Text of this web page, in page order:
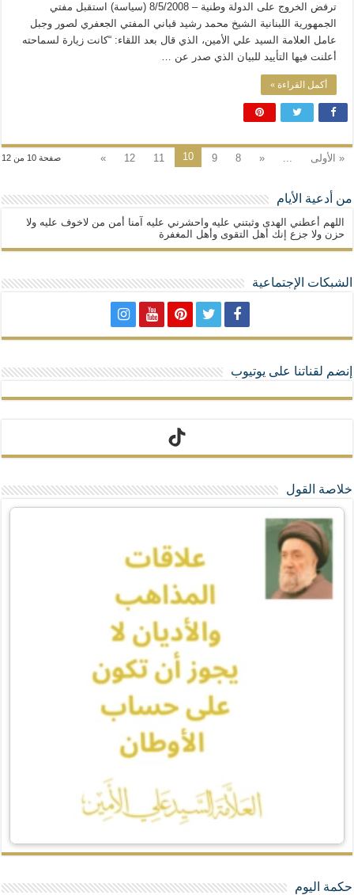
ترفض الخروج على الدولة وطنية – 8/5/2008 (سياسة) استقبل مفتي
الجمهورية اللبنانية الشيخ محمد رشيد قباني المفتي الجعفري لصور وجبل
عامل العلامة السيد علي الأمين، الذي قال بعد اللقاء: “كانت زيارة لسماحته
أعلنت فيها التأييد للبيان الذي صدر عن …
أكمل القراءة »
صفحة 10 من 12 « الأولى ...
«
8
9
10
11
12
»
من أدعية الأيام
اللهم أعطني الهدى وثبتني عليه واحشرني عليه آمنا أمن من لاخوف عليه ولا
حزن ولا جزع إنك أهل التقوى وأهل المغفرة
الشبكات الإجتماعية
إنضم لقناتنا على يوتيوب
تيك توك
خلاصة القول
حكمة اليوم